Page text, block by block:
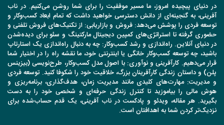
در دنیای پیچیده امروز، ما مسیر موفقیت را برای شما روشن می‌کنیم. در ناب
آفرینی، به گنجینه‌ای از دانش دسترسی خواهید داشت که تمام ابعاد کسب‌وکار و
توسعه فردی را پوشش می‌دهد: فروش و بازاریابی: از تکنیک‌های فروش تلفنی و
حضوری گرفته تا استراتژی‌های کمپین دیجیتال مارکتینگ و سئو برای دیده‌شدن
در دنیای آنلاین. راه‌اندازی و رشد کسب‌وکار: چه به دنبال راه‌اندازی یک استارتاپ
باشید، چه توسعه کسب‌وکار خانگی یا اینترنتی خود، ما نقشه راه را در اختیار شما
قرار می‌دهیم. کارآفرینی و نوآوری: با اصول مدل کسب‌وکار، طرح‌نویسی (بیزینس
پلن) و داستان زندگی کارآفرینان بزرگ، خلاقیت خود را شکوفا کنید. توسعه فردی
و مدیریت: مهارت‌های کلیدی مانند مدیریت زمان، هدف‌گذاری، برنامه‌ریزی و
هوش مالی را بیاموزید تا کنترل زندگی حرفه‌ای و شخصی خود را به دست
بگیرید. هر مقاله، ویدئو و پادکست در ناب آفرینی، یک قدم حساب‌شده برای
نزدیک‌تر کردن شما به اهدافتان است.